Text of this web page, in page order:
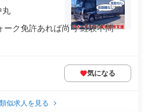
丸
ク免許あれば尚可 経験不問
気になる
似求人を見る